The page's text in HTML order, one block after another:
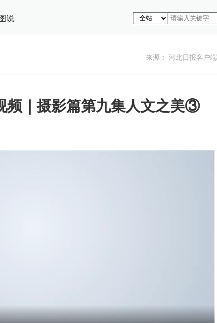
图说
来源： 河北日报客户端
频｜摄影篇第九集人文之美③